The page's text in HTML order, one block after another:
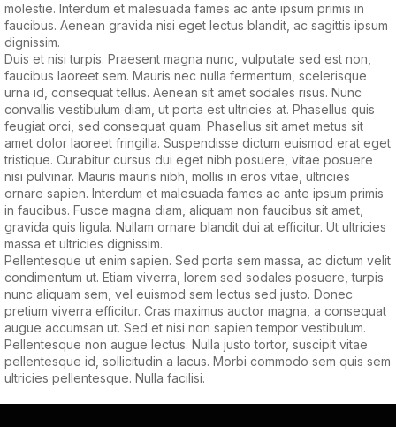
molestie. Interdum et malesuada fames ac ante ipsum primis in
faucibus. Aenean gravida nisi eget lectus blandit, ac sagittis ipsum
dignissim.
Duis et nisi turpis. Praesent magna nunc, vulputate sed est non,
faucibus laoreet sem. Mauris nec nulla fermentum, scelerisque
urna id, consequat tellus. Aenean sit amet sodales risus. Nunc
convallis vestibulum diam, ut porta est ultricies at. Phasellus quis
feugiat orci, sed consequat quam. Phasellus sit amet metus sit
amet dolor laoreet fringilla. Suspendisse dictum euismod erat eget
tristique. Curabitur cursus dui eget nibh posuere, vitae posuere
nisi pulvinar. Mauris mauris nibh, mollis in eros vitae, ultricies
ornare sapien. Interdum et malesuada fames ac ante ipsum primis
in faucibus. Fusce magna diam, aliquam non faucibus sit amet,
gravida quis ligula. Nullam ornare blandit dui at efficitur. Ut ultricies
massa et ultricies dignissim.
Pellentesque ut enim sapien. Sed porta sem massa, ac dictum velit
condimentum ut. Etiam viverra, lorem sed sodales posuere, turpis
nunc aliquam sem, vel euismod sem lectus sed justo. Donec
pretium viverra efficitur. Cras maximus auctor magna, a consequat
augue accumsan ut. Sed et nisi non sapien tempor vestibulum.
Pellentesque non augue lectus. Nulla justo tortor, suscipit vitae
pellentesque id, sollicitudin a lacus. Morbi commodo sem quis sem
ultricies pellentesque. Nulla facilisi.